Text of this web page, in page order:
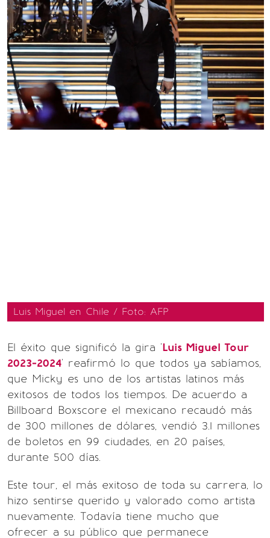
Luis Miguel en Chile / Foto: AFP
El éxito que significó la gira 'Luis Miguel Tour
2023-2024' reafirmó lo que todos ya sabíamos,
que Micky es uno de los artistas latinos más
exitosos de todos los tiempos. De acuerdo a
Billboard Boxscore el mexicano recaudó más
de 300 millones de dólares, vendió 3.1 millones
de boletos en 99 ciudades, en 20 países,
durante 500 días.
Este tour, el más exitoso de toda su carrera, lo
hizo sentirse querido y valorado como artista
nuevamente. Todavía tiene mucho que
ofrecer a su público que permanece